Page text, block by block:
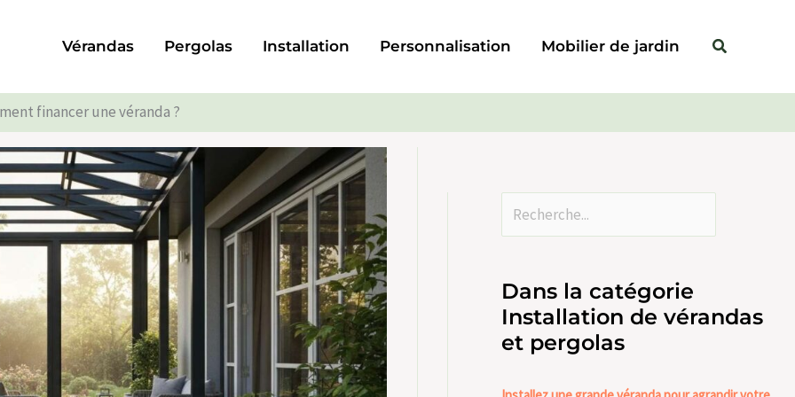
Vérandas Pergolas Installation Personnalisation Mobilier de jardin Rechercher
financer une véranda ?
Dans la catégorie
Installation de vérandas
et pergolas